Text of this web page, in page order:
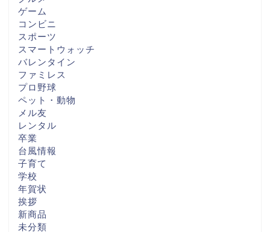
ゲーム
コンビニ
スポーツ
スマートウォッチ
バレンタイン
ファミレス
プロ野球
ペット・動物
メル友
レンタル
卒業
台風情報
子育て
学校
年賀状
挨拶
新商品
未分類